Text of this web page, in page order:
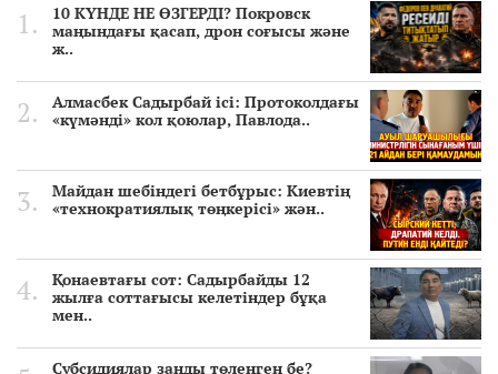
10 КҮНДЕ НЕ ӨЗГЕРДІ? Покровск
маңындағы қасап, дрон соғысы және
ж..
Алмасбек Садырбай ісі: Протоколдағы
«күмәнді» кол қоюлар, Павлода..
Майдан шебіндегі бетбұрыс: Киевтің
«технократиялық төңкерісі» жән..
Қонаевтағы сот: Садырбайды 12
жылға соттағысы келетіндер бұқа
мен..
Субсидиялар заңды төленген бе?